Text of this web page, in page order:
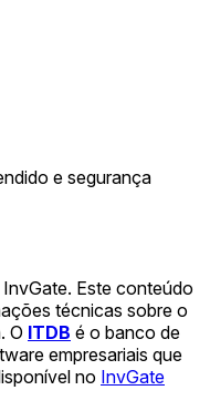
e segurança
Este conteúdo
técnicas sobre o
O ITDB é o banco de
empresariais que
no InvGate